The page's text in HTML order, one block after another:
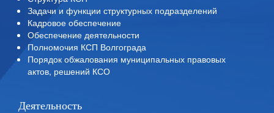
Задачи и функции структурных подразделений
Кадровое обеспечение
Обеспечение деятельности
Полномочия КСП Волгограда
Порядок обжалования муниципальных правовых
актов, решений КСО
Деятельность